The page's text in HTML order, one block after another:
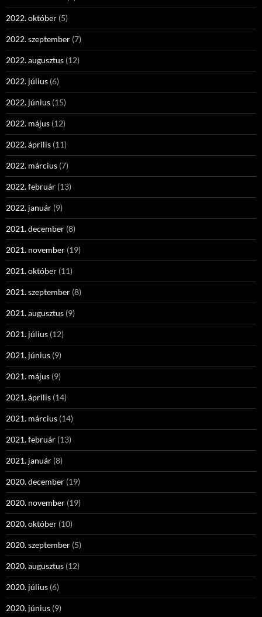
2022. október (5)
2022. szeptember (7)
2022. augusztus (12)
2022. július (6)
2022. június (15)
2022. május (12)
2022. április (11)
2022. március (7)
2022. február (13)
2022. január (9)
2021. december (8)
2021. november (19)
2021. október (11)
2021. szeptember (8)
2021. augusztus (9)
2021. július (12)
2021. június (9)
2021. május (9)
2021. április (14)
2021. március (14)
2021. február (13)
2021. január (8)
2020. december (19)
2020. november (19)
2020. október (10)
2020. szeptember (5)
2020. augusztus (12)
2020. július (6)
2020. június (9)